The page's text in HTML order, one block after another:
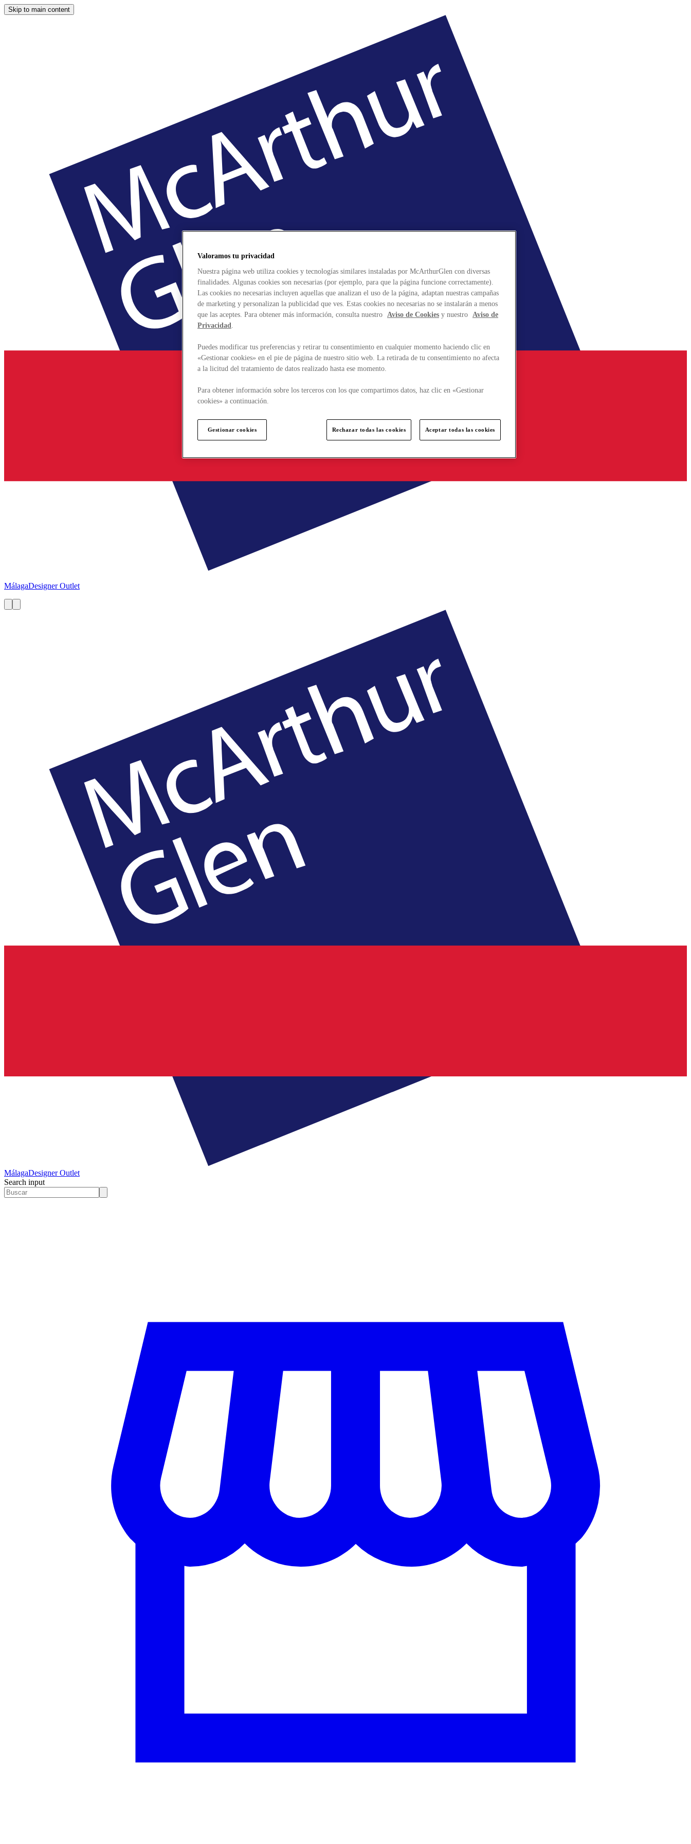
Skip to main content
MálagaDesigner Outlet
MálagaDesigner Outlet
Search input
Valoramos tu privacidad
Nuestra página web utiliza cookies y tecnologías similares instaladas por McArthurGlen con diversas
finalidades. Algunas cookies son necesarias (por ejemplo, para que la página funcione correctamente).
Las cookies no necesarias incluyen aquellas que analizan el uso de la página, adaptan nuestras campañas
de marketing y personalizan la publicidad que ves. Estas cookies no necesarias no se instalarán a menos
que las aceptes. Para obtener más información, consulta nuestro Aviso de Cookies y nuestro Aviso de
Privacidad.
Puedes modificar tus preferencias y retirar tu consentimiento en cualquier momento haciendo clic en
«Gestionar cookies» en el pie de página de nuestro sitio web. La retirada de tu consentimiento no afecta
a la licitud del tratamiento de datos realizado hasta ese momento.
Para obtener información sobre los terceros con los que compartimos datos, haz clic en «Gestionar
cookies» a continuación.
Gestionar cookies Rechazar todas las cookies Aceptar todas las cookies